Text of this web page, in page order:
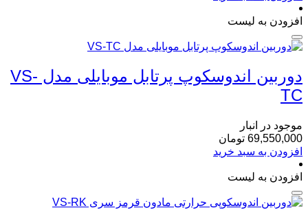
افزودن به لیست
دوربین اندوسکوپ پرتابل موبایلی مدل VS-
TC
موجود در انبار
69,550,000 تومان
افزودن به سبد خرید
افزودن به لیست